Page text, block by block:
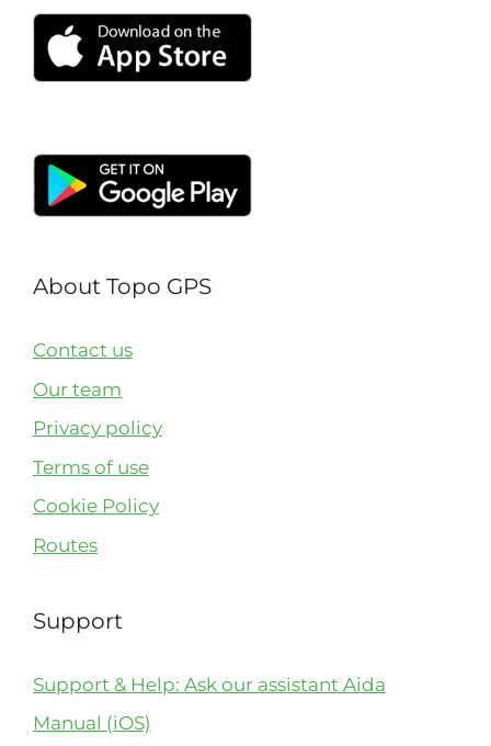
About Topo GPS
Contact us
Our team
Privacy policy
Terms of use
Cookie Policy
Routes
Support
Support & Help: Ask our assistant Aida
Manual (iOS)